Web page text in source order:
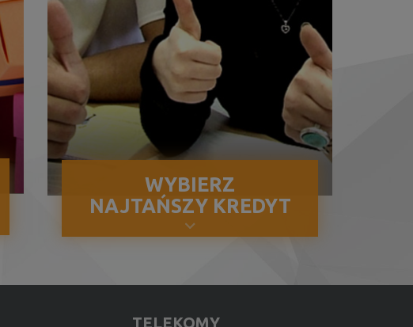
WYBIERZ
NAJTAŃSZY KREDYT
TELEKOMY